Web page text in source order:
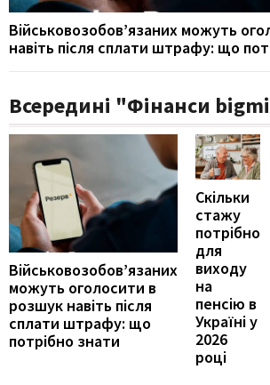
Військовозобов’язаних можуть
навіть після сплати штрафу: що
Всередині "Фінанси
Військовозобов’язаних
можуть оголосити в
розшук навіть після
сплати штрафу: що
потрібно знати
Скільки
стажу
потрібно
для
виходу
на
пенсію в
Україні у
2026
році